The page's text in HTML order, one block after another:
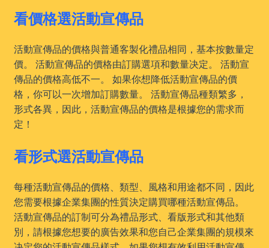
看價格選活動宣傳品
活動宣傳品的價格與普通客製化禮品相同，基本按數量定
價。 活動宣傳品的價格由訂購選項和數量决定。 活動宣
傳品的價格高低不一。 如果你想降低活動宣傳品的價
格，你可以一次增加訂購數量。 活動宣傳品種類繁多，
形式各異，因此，活動宣傳品的價格是根據您的需求而
定！
看形式選活動宣傳品
每種活動宣傳品的價格、類型、風格和用途都不同，因此
您需要根據企業集團的性質決定購買哪種活動宣傳品。
活動宣傳品的訂制可分為禮品形式、看版形式和其他類
別，請根據您想要的廣告效果和您自己企業集團的規模來